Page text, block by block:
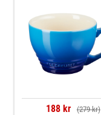
188 kr (279 kr)